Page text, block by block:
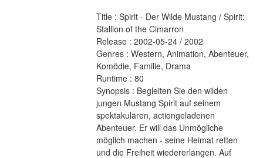
Title : Spirit - Der Wilde Mustang / Spirit:
Stallion of the Cimarron
Release : 2002-05-24 / 2002
Genres : Western, Animation, Abenteuer,
Komödie, Familie, Drama
Runtime : 80
Synopsis : Begleiten Sie den wilden
jungen Mustang Spirit auf seinem
spektakulären, actiongeladenen
Abenteuer. Er will das Unmögliche
möglich machen - seine Heimat retten
und die Freiheit wiedererlangen. Auf